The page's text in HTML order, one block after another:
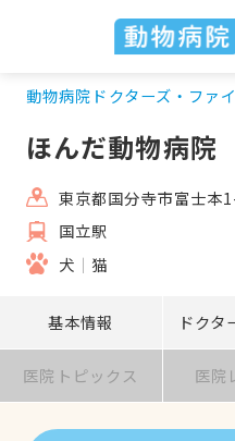
動物病院ドクターズ・ファ
ほんだ動物病院
東京都国分寺市富士本
国立駅
犬
猫
基本情報 ドクタ
医院トピックス 医院